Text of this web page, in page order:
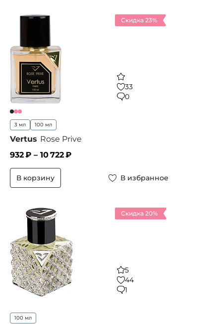
Скидка 23%
33
0
3 мл 100 мл
Vertus Rose Prive
932₽ – 10 722₽
В корзину В избранное
Скидка 20%
5
44
1
100 мл